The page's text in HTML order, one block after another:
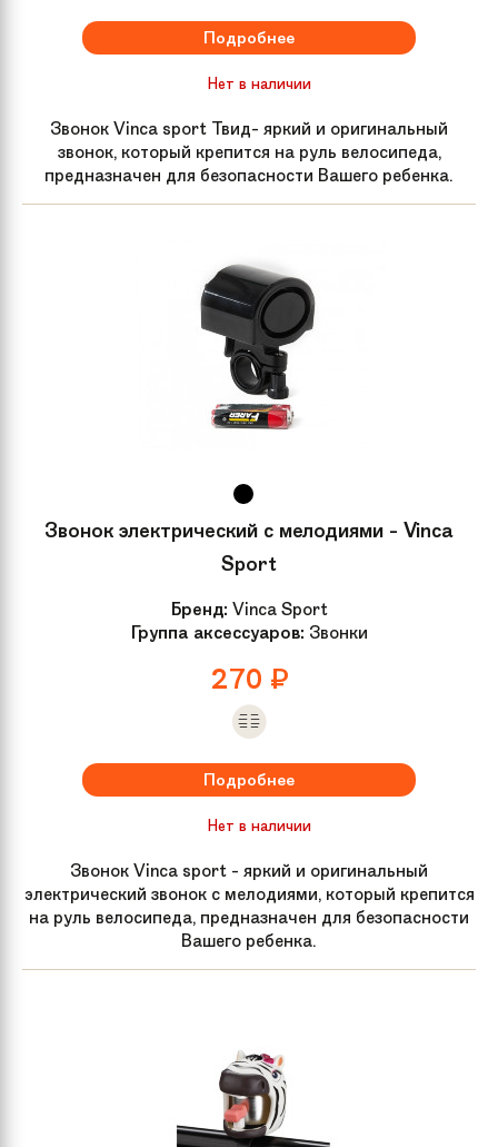
Подробнее
Нет в наличии
Звонок Vinca sport Твид- яркий и оригинальный
звонок, который крепится на руль велосипеда,
предназначен для безопасности Вашего ребенка.
Звонок электрический с мелодиями - Vinca
Sport
Бренд: Vinca Sport
Группа аксессуаров: Звонки
270 ₽
Подробнее
Нет в наличии
Звонок Vinca sport - яркий и оригинальный
электрический звонок с мелодиями, который крепится
на руль велосипеда, предназначен для безопасности
Вашего ребенка.